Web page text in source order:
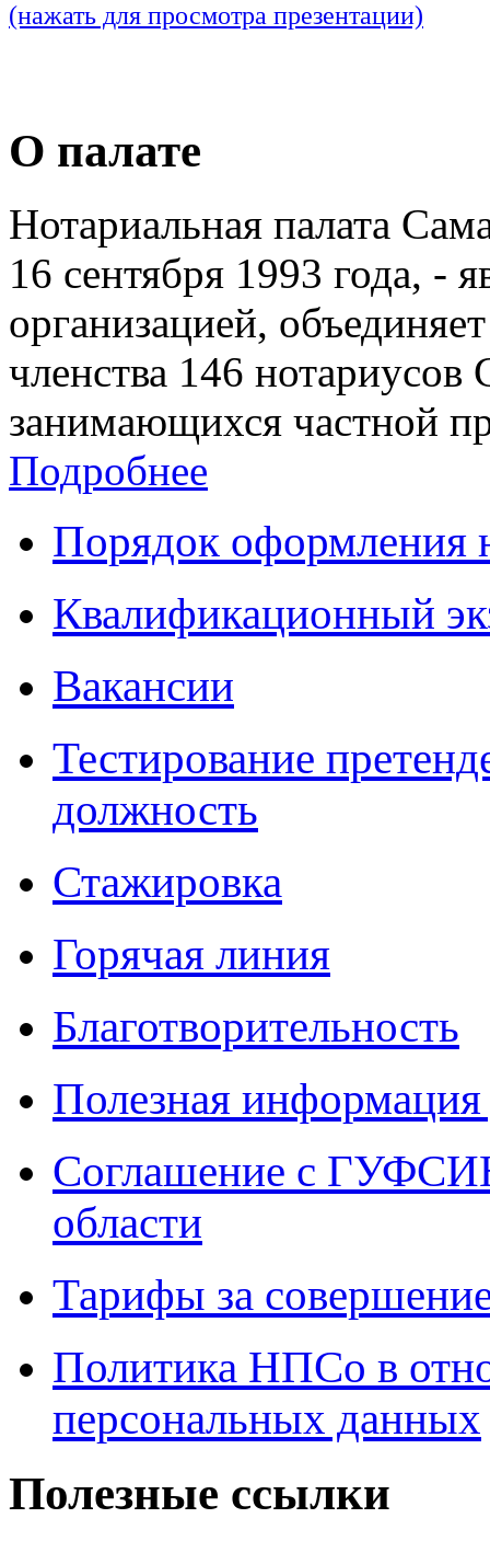
(нажать для просмотра презентации)
О палате
Нотариальная палата
16 сентября 1993 года, -
организацией,
членства 146 нотариусов
занимающихся частной
Подробнее
Порядок оформления
Квалификационный
Вакансии
Тестирование
должность
Стажировка
Горячая линия
Благотворительность
Полезная
Соглашение с
области
Тарифы за
Политика НПСо в
персональных данных
Полезные ссылки